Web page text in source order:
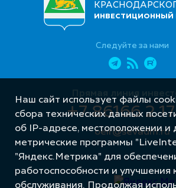
ИНВЕСТИЦИОННЫЙ
Следуйте за нами
Прямая линия
+7 86166 2
oeir@sevadm.ru
Наш сайт использует файлы
сбора технических данных
об IP-адресе, местоположении и
метрические программы
"Яндекс.Метрика" для
работоспособности и улучшения
обслуживания. Продолжая